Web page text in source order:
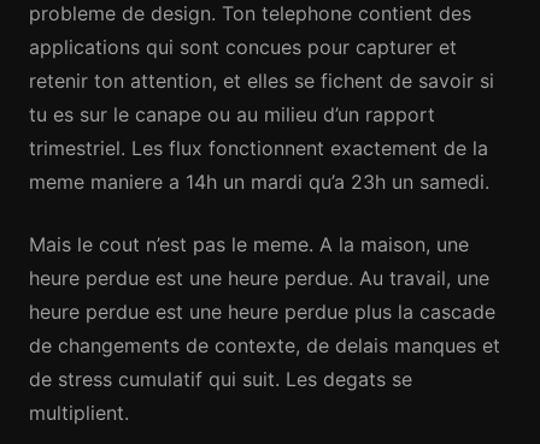
probleme de design. Ton telephone contient des
applications qui sont concues pour capturer et
retenir ton attention, et elles se fichent de savoir si
tu es sur le canape ou au milieu d’un rapport
trimestriel. Les flux fonctionnent exactement de la
meme maniere a 14h un mardi qu’a 23h un samedi.
Mais le cout n’est pas le meme. A la maison, une
heure perdue est une heure perdue. Au travail, une
heure perdue est une heure perdue plus la cascade
de changements de contexte, de delais manques et
de stress cumulatif qui suit. Les degats se
multiplient.